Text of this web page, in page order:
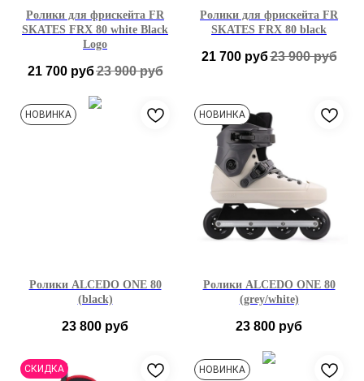
Ролики для фрискейта FR
SKATES FRX 80 white Black
Logo
21 700 руб23 900 руб
35 36 38
Ролики для фрискейта FR
SKATES FRX 80 black
21 700 руб23 900 руб
34 35 37
38 39
42 43
46 47
НОВИНКА
Ролики ALCEDO ONE 80
(black)
23 800 руб
35-36 39-40
НОВИНКА
Ролики ALCEDO ONE 80
(grey/white)
23 800 руб
35-36 37-38 39-40
СКИДКА НОВИНКА